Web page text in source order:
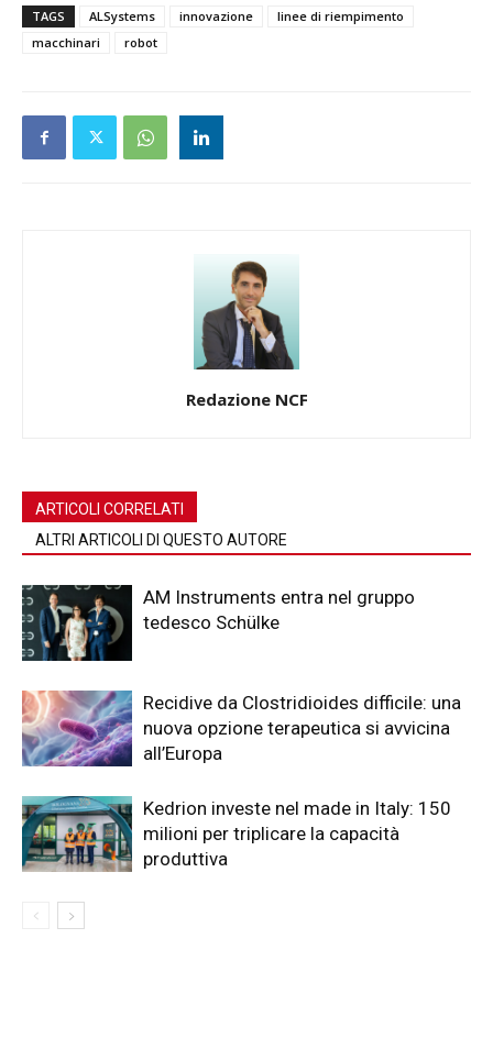
TAGS ALSystems innovazione
linee di riempimento
macchinari
robot
Redazione NCF
ARTICOLI CORRELATI
ALTRI ARTICOLI DI QUESTO AUTORE
AM Instruments entra nel gruppo
tedesco Schülke
Recidive da Clostridioides difficile: una
nuova opzione terapeutica si avvicina
all’Europa
Kedrion investe nel made in Italy: 150
milioni per triplicare la capacità
produttiva